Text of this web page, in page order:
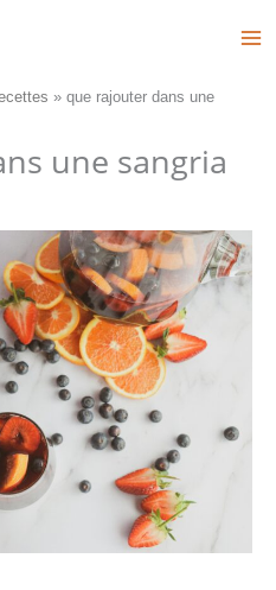
» que rajouter dans une
une sangria